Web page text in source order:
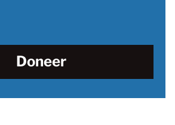
Doneer